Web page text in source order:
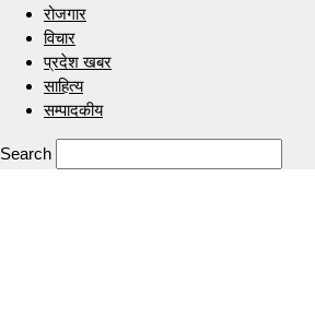
रोजगार
विचार
प्रदेश खबर
साहित्य
सम्पादकीय
Search